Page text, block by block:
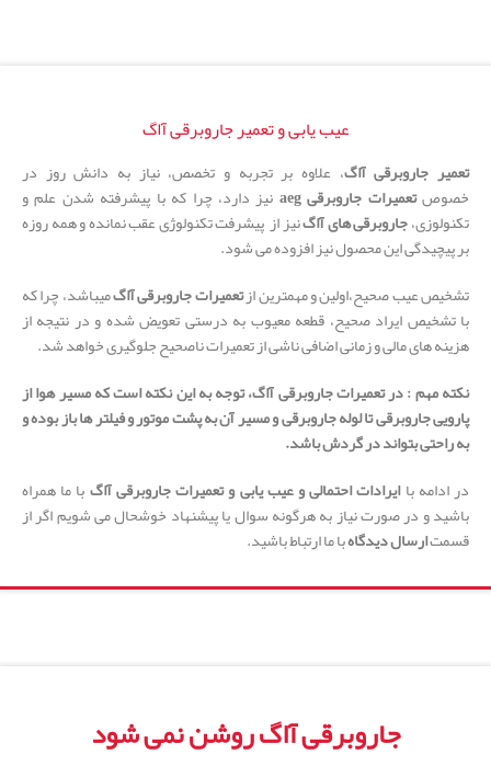
عیب یابی و تعمیر جاروبرقی آاگ
تعمیر جاروبرقی آاگ، علاوه بر تجربه و تخصص، نیاز به دانش روز در
خصوصتعمیرات جاروبرقی aeg
نیز دارد، چرا که با پیشرفته شدن علم و
تکنولوزی،جاروبرقی های آاگنیز از پیشرفت تکنولوژِی عقب نمانده و همه روزه
بر پیچیدگی این محصول نیز افزوده می شود.
تشخیص عیب صحیح،اولین و مهمترین ازتعمیرات جاروبرقی آاگمیباشد، چرا که
با تشخیص ایراد صحیح، قطعه معیوب به درستی تعویض شده و در نتیجه از
هزینه های مالی و زمانی اضافی ناشی از تعمیرات ناصحیح جلوگیری خواهد شد.
نکته مهم : در تعمیرات جاروبرقی آاگ، توجه به این نکته است که مسیر هوا از
پارویی جاروبرقی تا لوله جاروبرقی و مسیر آن به پشت موتور و فیلتر ها باز بوده و
به راحتی بتواند در گردش باشد.
در ادامه باایرادات احتمالی و عیب یابی و تعمیرات جاروبرقی آاگبا ما همراه
باشید و در صورت نیاز به هرگونه سوال یا پیشنهاد خوشحال می شویم اگر از
قسمتارسال دیدگاهبا ما ارتباط باشید.
جاروبرقی آاگ روشن نمی شود